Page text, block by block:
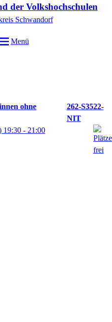
der Volkshochschulen
Schwandorf
Menü
ohne
262-S3522-
NIT
19:30 - 21:00